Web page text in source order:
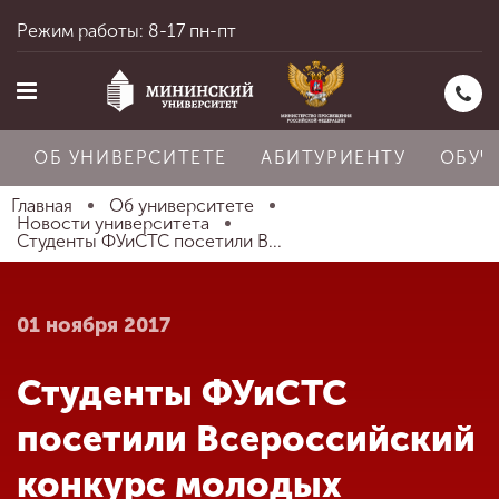
Главная
Абитуриенту
Режим работы: 8-17 пн-пт
ОБ УНИВЕРСИТЕТЕ АБИТУРИЕНТУ
Главная
Об университете
Новости университета
Студенты ФУиСТС посетили В...
01 ноября 2017
Студенты ФУиСТС
посетили Всероссийский
конкурс молодых